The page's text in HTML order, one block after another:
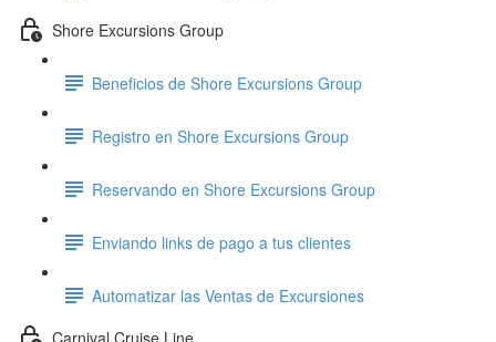
Shore Excursions Group
Beneficios de Shore Excursions Group
Registro en Shore Excursions Group
Reservando en Shore Excursions Group
Enviando links de pago a tus clientes
Automatizar las Ventas de Excursiones
Carnival Cruise Line